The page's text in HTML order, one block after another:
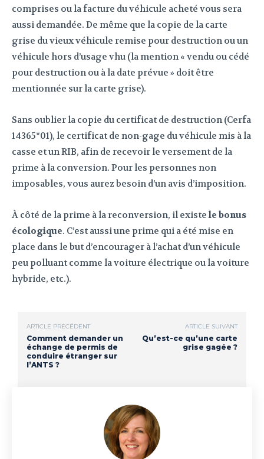
comprises ou la facture du véhicule acheté vous sera
aussi demandée. De même que la copie de la carte
grise du vieux véhicule remise pour destruction ou un
véhicule hors d’usage vhu (la mention « vendu ou cédé
pour destruction ou à la date prévue » doit être
mentionnée sur la carte grise).
Sans oublier la copie du certificat de destruction (Cerfa
14365*01), le certificat de non-gage du véhicule mis à la
casse et un RIB, afin de recevoir le versement de la
prime à la conversion. Pour les personnes non
imposables, vous aurez besoin d’un avis d’imposition.
À côté de la prime à la reconversion, il existele bonus
écologique. C’est aussi une prime qui a été mise en
place dans le but d’encourager à l’achat d’un véhicule
peu polluant comme la voiture électrique ou la voiture
hybride, etc.).
ARTICLE PRÉCÉDENT
Comment demander un
échange de permis de
conduire étranger sur
l’ANTS ?
ARTICLE SUIVANT
Qu’est-ce qu’une carte
grise gagée ?